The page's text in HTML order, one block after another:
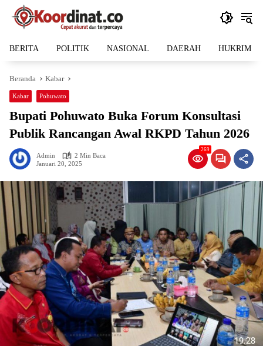
Langsung
BERITA POLITIK NASIONAL DAERAH HUKRIM
Beranda Kabar
Kabar Pohuwato
Bupati Pohuwato Buka Forum Konsultasi
Publik Rancangan Awal RKPD Tahun 2026
Admin
2 Min Baca
Januari 20, 2025
269